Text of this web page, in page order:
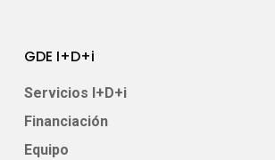
GDE I+D+i
Servicios I+D+i
Financiación
Equipo